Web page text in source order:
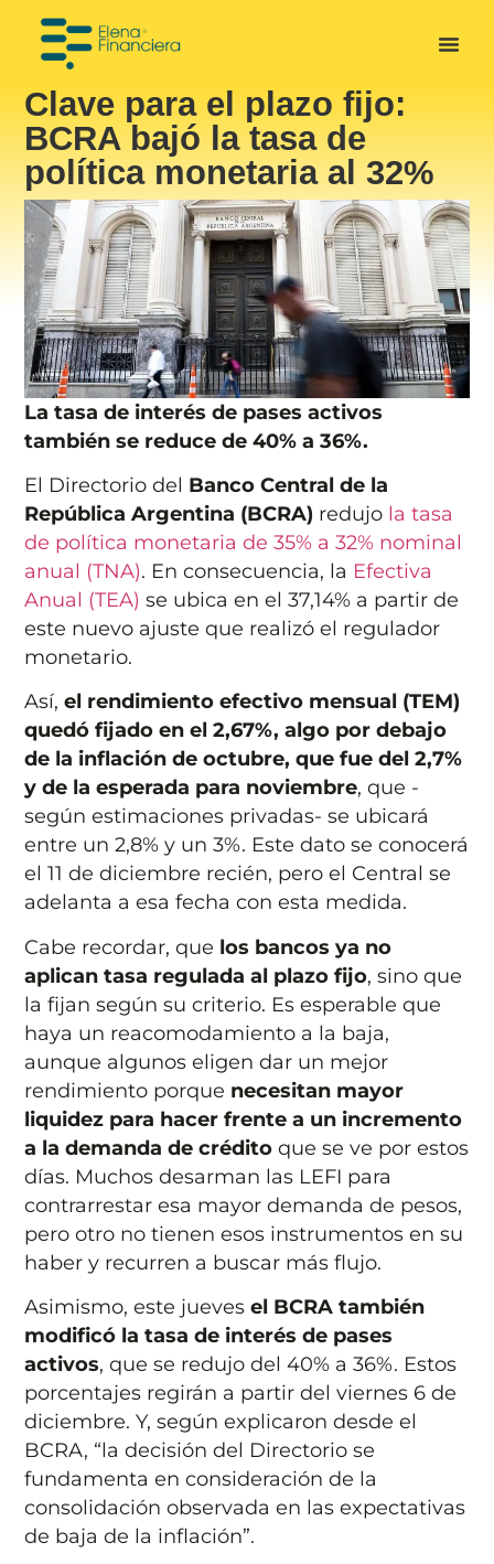
Clave para el plazo fijo:
BCRA bajó la tasa de
política monetaria al 32%
La tasa de interés de pases activos
también se reduce de 40% a 36%.
El Directorio del Banco Central de la
República Argentina (BCRA) redujo la tasa
de política monetaria de 35% a 32% nominal
anual (TNA). En consecuencia, la Efectiva
Anual (TEA) se ubica en el 37,14% a partir de
este nuevo ajuste que realizó el regulador
monetario.
Así,el rendimiento efectivo mensual (TEM)
quedó fijado en el 2,67%, algo por debajo
de la inflación de octubre, que fue del 2,7%
y de la esperada para noviembre, que -
según estimaciones privadas- se ubicará
entre un 2,8% y un 3%. Este dato se conocerá
el 11 de diciembre recién, pero el Central se
adelanta a esa fecha con esta medida.
Cabe recordar, que los bancos ya no
aplican tasa regulada al plazo fijo, sino que
la fijan según su criterio. Es esperable que
haya un reacomodamiento a la baja,
aunque algunos eligen dar un mejor
rendimiento porque necesitan mayor
liquidez para hacer frente a un incremento
a la demanda de crédito que se ve por estos
días. Muchos desarman las LEFI para
contrarrestar esa mayor demanda de pesos,
pero otro no tienen esos instrumentos en su
haber y recurren a buscar más flujo.
Asimismo, este juevesel BCRA también
modificó la tasa de interés de pases
activos, que se redujo del 40% a 36%. Estos
porcentajes regirán a partir del viernes 6 de
diciembre. Y, según explicaron desde el
BCRA, “la decisión del Directorio se
fundamenta en consideración de la
consolidación observada en las expectativas
de baja de la inflación”.